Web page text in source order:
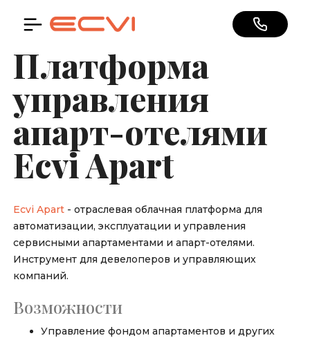
основному
Платформа
управления
апарт-отелями
Ecvi Apart
Ecvi Apart - отраслевая облачная платформа для
автоматизации, эксплуатации и управления
сервисными апартаментами и апарт-отелями.
Инструмент для девелоперов и управляющих
компаний.
Возможности
Управление фондом апартаментов и других